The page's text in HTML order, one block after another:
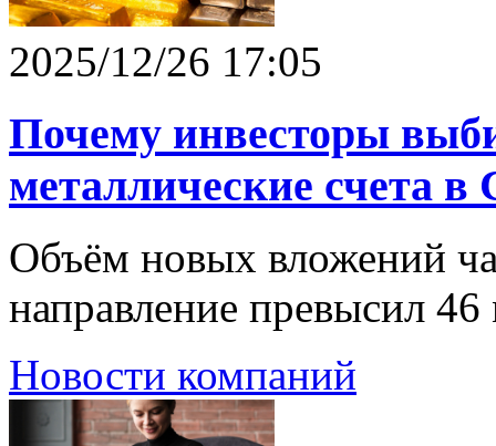
2025/12/26 17:05
Почему инвесторы
металлические счета в
Объём новых вложений
направление превысил
Новости компаний